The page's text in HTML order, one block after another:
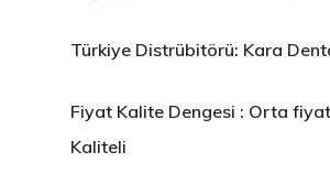
Türkiye Distrübitörü: Kara
Fiyat Kalite Dengesi : Orta
Kaliteli